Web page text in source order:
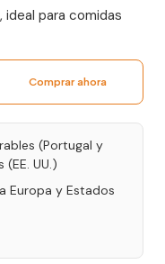
ideal para comidas
Comprar ahora
(Portugal y
UU.)
Europa y Estados